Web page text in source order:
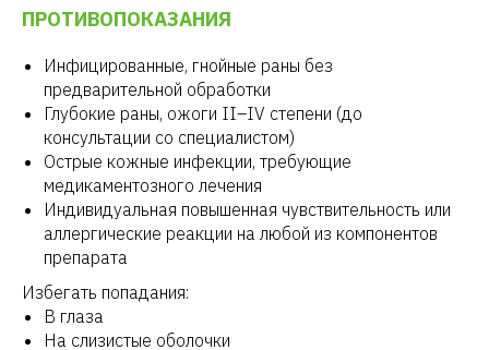
ПРОТИВОПОКАЗАНИЯ
Инфицированные, гнойные раны без
предварительной обработки
Глубокие раны, ожоги II–IV степени (до
консультации со специалистом)
Острые кожные инфекции, требующие
медикаментозного лечения
Индивидуальная повышенная чувствительность или
аллергические реакции на любой из компонентов
препарата
Избегать попадания:
В глаза
На слизистые оболочки